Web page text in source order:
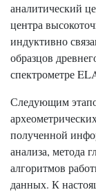
аналитический
центра
индуктивно
образцов
спектрометре
Следующим
полученной
анализа, метода
алгоритмов
данных. К